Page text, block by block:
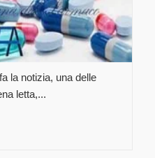
la notizia, una delle
letta,...